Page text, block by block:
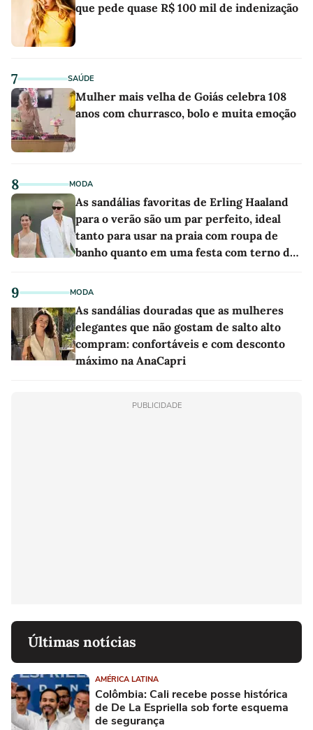
que pede quase R$ 100 mil de indenização
7 SAÚDE
Mulher mais velha de Goiás celebra 108
anos com churrasco, bolo e muita emoção
8 MODA
As sandálias favoritas de Erling Haaland
para o verão são um par perfeito, ideal
tanto para usar na praia com roupa de
banho quanto em uma festa com terno de
9 MODA
As sandálias douradas que as mulheres
elegantes que não gostam de salto alto
compram: confortáveis e com desconto
máximo na AnaCapri
PUBLICIDADE
Últimas notícias
AMÉRICA LATINA
Colômbia: Cali recebe posse histórica
de De La Espriella sob forte esquema
de segurança